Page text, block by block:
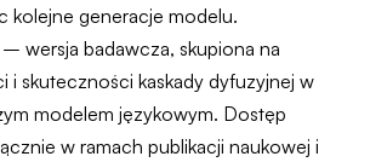
kolejne generacje modelu.
– wersja badawcza, skupiona na
i skuteczności kaskady dyfuzyjnej w
modelem językowym. Dostęp
w ramach publikacji naukowej i